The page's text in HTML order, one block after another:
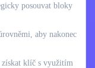
posouvat bloky
aby nakonec
klíč s využitím